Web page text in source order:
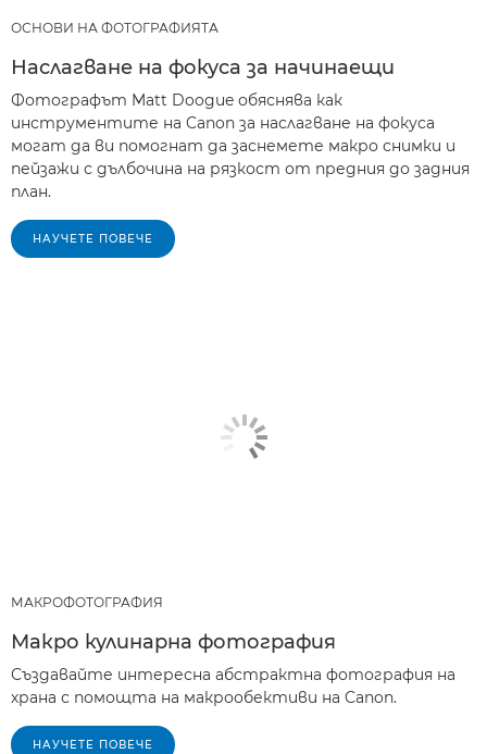
ОСНОВИ НА ФОТОГРАФИЯТА
Наслагване на фокуса за начинаещи
Фотографът Matt Doogue обяснява как
инструментите на Canon за наслагване на фокуса
могат да ви помогнат да заснемете макро снимки и
пейзажи с дълбочина на рязкост от предния до задния
план.
НАУЧЕТЕ ПОВЕЧЕ
МАКРОФОТОГРАФИЯ
Макро кулинарна фотография
Създавайте интересна абстрактна фотография на
храна с помощта на макрообективи на Canon.
НАУЧЕТЕ ПОВЕЧЕ